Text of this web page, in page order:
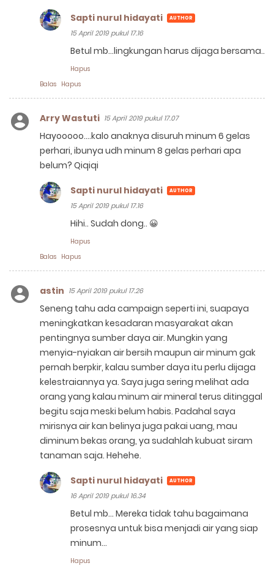
Balas Hapus
Sapti nurul hidayati
15 April 2019 pukul 17.16
Betul mb...lingkungan harus dijaga bersama..
Hapus
Arry Wastuti 15 April 2019 pukul 17.07
Hayooooo....kalo anaknya disuruh minum 6 gelas
perhari, ibunya udh minum 8 gelas perhari apa
belum? Qiqiqi
Balas Hapus
Sapti nurul hidayati
15 April 2019 pukul 17.16
Hihi.. Sudah dong.. 😀
Hapus
astin 15 April 2019 pukul 17.26
Seneng tahu ada campaign seperti ini, suapaya
meningkatkan kesadaran masyarakat akan
pentingnya sumber daya air. Mungkin yang
menyia-nyiakan air bersih maupun air minum gak
pernah berpkir, kalau sumber daya itu perlu dijaga
kelestraiannya ya. Saya juga sering melihat ada
orang yang kalau minum air mineral terus ditinggal
begitu saja meski belum habis. Padahal saya
mirisnya air kan belinya juga pakai uang, mau
diminum bekas orang, ya sudahlah kubuat siram
tanaman saja. Hehehe.
Sapti nurul hidayati
16 April 2019 pukul 16.34
Betul mb... Mereka tidak tahu bagaimana
prosesnya untuk bisa menjadi air yang siap
minum...
Hapus